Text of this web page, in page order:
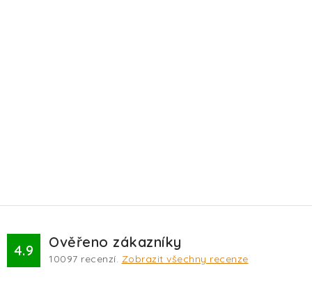
4.9 Ověřeno zákazníky
10097 recenzí. Zobrazit všechny recenze